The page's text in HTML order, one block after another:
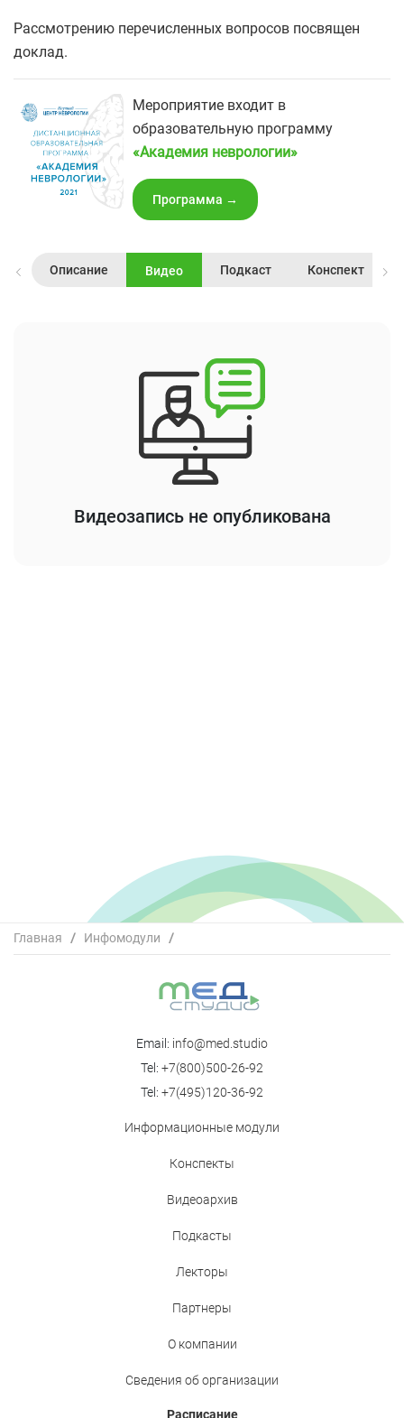
Рассмотрению перечисленных вопросов посвящен
доклад.
Мероприятие входит в
образовательную программу
«‎Академия неврологии»
Программа →
Описание Видео Подкаст Конспект
Видеозапись не опубликована
Главная / Инфомодули
/
Многоликость признаков хронической ишемии мозга
Email: info@med.studio
Tel: +7(800)500-26-92
Tel: +7(495)120-36-92
Информационные модули
Конспекты
Видеоархив
Подкасты
Лекторы
Партнеры
О компании
Сведения об организации
Расписание